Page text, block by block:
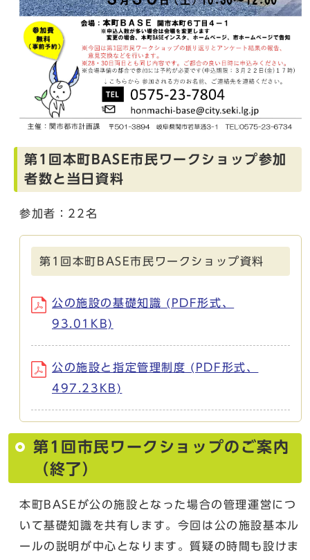
第1回本町BASE市民ワークショップ参加
者数と当日資料
参加者：22名
第1回本町BASE市民ワークショップ資料
公の施設の基礎知識 (PDF形式、
93.01KB)
公の施設と指定管理制度 (PDF形式、
497.23KB)
第1回市民ワークショップのご案内
（終了）
本町BASEが公の施設となった場合の管理運営につ
いて基礎知識を共有します。今回は公の施設基本ル
ールの説明が中心となります。質疑の時間も設けま